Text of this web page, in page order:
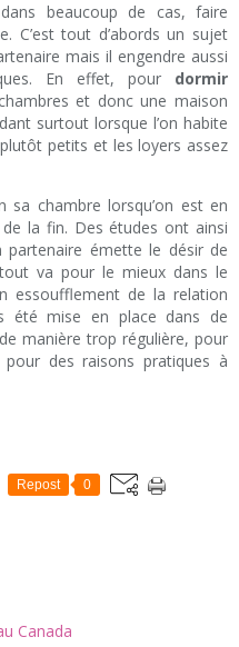
beaucoup de cas, faire
C’est tout d’abords un sujet
mais il engendre aussi
En effet, pour dormir
et donc une maison
surtout lorsque l’on habite
petits et les loyers assez
sa chambre lorsqu’on est en
la fin. Des études ont ainsi
partenaire émette le désir de
va pour le mieux dans le
essoufflement de la relation
été mise en place dans de
manière trop régulière, pour
des raisons pratiques à
Repost 0